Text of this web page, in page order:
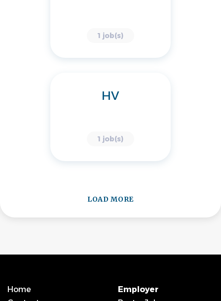
1 job(s)
HV
1 job(s)
LOAD MORE
Home
Employer